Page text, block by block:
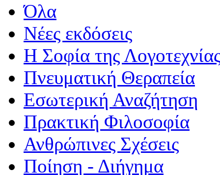
Όλα
Νέες εκδόσεις
Η Σοφία της
Πνευματική Θεραπεία
Εσωτερική Αναζήτηση
Πρακτική Φιλοσοφία
Ανθρώπινες Σχέσεις
Ποίηση - Διήγημα